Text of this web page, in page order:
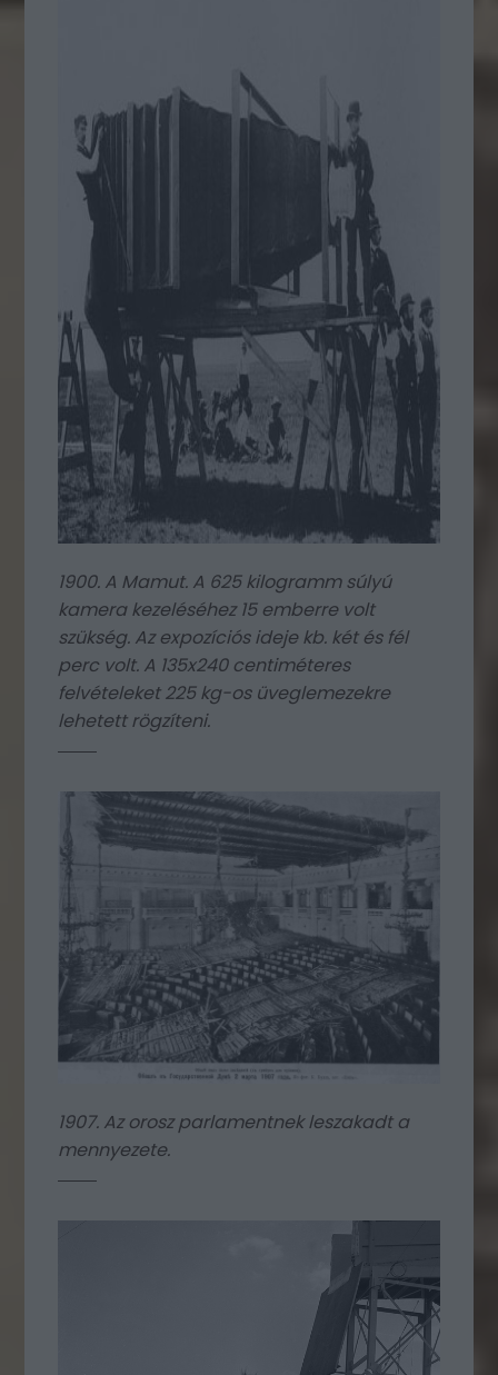
1900. A Mamut. A 625 kilogramm súlyú
kamera kezeléséhez 15 emberre volt
szükség. Az expozíciós ideje kb. két és fél
perc volt. A 135x240 centiméteres
felvételeket 225 kg-os üveglemezekre
lehetett rögzíteni.
1907. Az orosz parlamentnek leszakadt a
mennyezete.